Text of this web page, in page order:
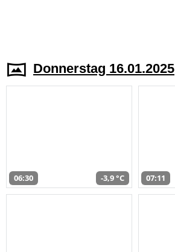
Donnerstag 16.01.2025
06:30 -3,9 °C 07:11